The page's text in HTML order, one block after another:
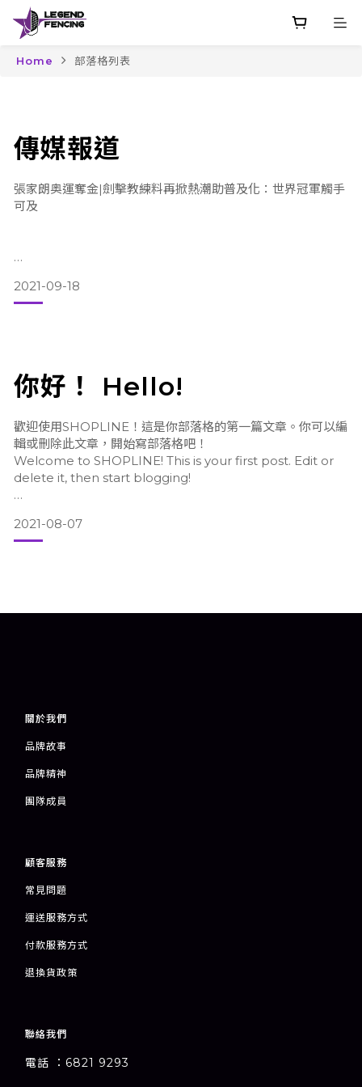
Home 部落格列表
傳媒報道
張家朗奥運奪金|劍擊教練料再掀熱潮助普及化：世界冠軍觸手
可及
張家朗奥運奪金|劍擊教練料再掀熱潮助普及化：世界冠軍觸手
可及
Aug 5, 2021
Aug 5, 2021
2021-09-18
你好！ Hello!
歡迎使用SHOPLINE！這是你部落格的第一篇文章。你可以編
輯或刪除此文章，開始寫部落格吧！
Welcome to SHOPLINE! This is your first post. Edit or
delete it, then start blogging!
2021-08-07
關於我們
品牌故事
品牌精神
團隊成員
顧客服務
常見問題
運送服務方式
付款服務方式
退換貨政策
聯絡我們
電話 ：6821 9293